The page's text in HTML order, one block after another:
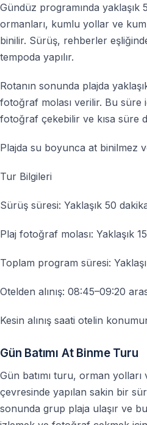
Gündüz programında yaklaşık
ormanları, kumlu yollar ve
binilir. Sürüş, rehberler
tempoda yapılır.
Rotanın sonunda plajda
fotoğraf molası verilir. Bu süre
fotoğraf çekebilir ve kısa süre
Plajda su boyunca at binilmez
Tur Bilgileri
Sürüş süresi: Yaklaşık 50
Plaj fotoğraf molası: Yaklaşık
Toplam program süresi:
Otelden alınış: 08:45–09:20
Kesin alınış saati otelin
Gün Batımı At Binme Turu
Gün batımı turu, orman
çevresinde yapılan sakin bir
sonunda grup plaja ulaşır ve